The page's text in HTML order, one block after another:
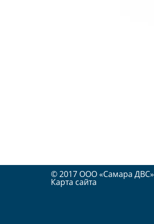
© 2017 OOO «Самара ДВС»
Карта сайта